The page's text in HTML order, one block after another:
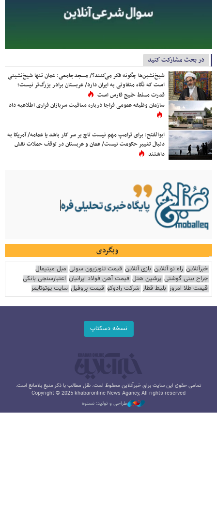
در بحث مشارکت کنید
شیخ‌نشین‌ها چگونه فکر می‌کنند؟/ مسجدجامعی: عمان تنها شیخ‌نشینی
است که نگاه متفاوتی به ایران دارد/ عربستان برادر بزرگ‌تر نیست؛
قدرت مسلط خلیج فارس است
سازمان وظیفه عمومی فراجا درباره معافیت سربازان فراری اطلاعیه داد
ابوالفتح: برای ترامپ مهم نیست تاج بر سر کار باشد یا عمامه/ آمریکا به
دنبال تغییر حکومت نیست/ عمان و عربستان در توقف حملات نقش
داشتند
وبگردی
خبرآنلاین راه نو آنلاین بازی آنلاین قیمت تلویزیون سونی مبل مینیمال
جراح بینی گوشتی پرشین هتل قیمت آهن فولاد ایرانیان اعتبارسنجی بانکی
قیمت طلا امروز بلیط قطار شرکت رادوکو قیمت پروفیل سایت یوتوتایمز
نسخه دسکتاپ
تمامی حقوق این سایت برای خبرآنلاین محفوظ است. نقل مطالب با ذکر منبع بلامانع است.
Copyright © 2025 khabaronline News Agancy, All rights reserved
طراحی و تولید: نستوه